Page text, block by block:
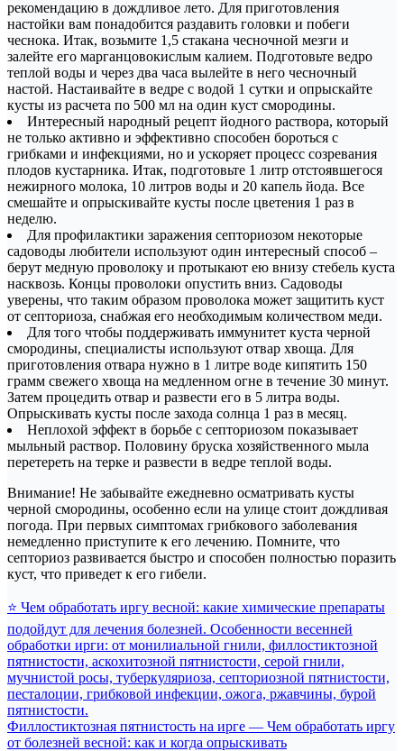
рекомендацию в дождливое лето. Для приготовления
настойки вам понадобится раздавить головки и побеги
чеснока. Итак, возьмите 1,5 стакана чесночной мезги и
залейте его марганцовокислым калием. Подготовьте ведро
теплой воды и через два часа вылейте в него чесночный
настой. Настаивайте в ведре с водой 1 сутки и опрыскайте
кусты из расчета по 500 мл на один куст смородины.
Интересный народный рецепт йодного раствора, который
не только активно и эффективно способен бороться с
грибками и инфекциями, но и ускоряет процесс созревания
плодов кустарника. Итак, подготовьте 1 литр отстоявшегося
нежирного молока, 10 литров воды и 20 капель йода. Все
смешайте и опрыскивайте кусты после цветения 1 раз в
неделю.
Для профилактики заражения септориозом некоторые
садоводы любители используют один интересный способ –
берут медную проволоку и протыкают ею внизу стебель куста
насквозь. Концы проволоки опустить вниз. Садоводы
уверены, что таким образом проволока может защитить куст
от септориоза, снабжая его необходимым количеством меди.
Для того чтобы поддерживать иммунитет куста черной
смородины, специалисты используют отвар хвоща. Для
приготовления отвара нужно в 1 литре воде кипятить 150
грамм свежего хвоща на медленном огне в течение 30 минут.
Затем процедить отвар и развести его в 5 литра воды.
Опрыскивать кусты после захода солнца 1 раз в месяц.
Неплохой эффект в борьбе с септориозом показывает
мыльный раствор. Половину бруска хозяйственного мыла
перетереть на терке и развести в ведре теплой воды.
Внимание! Не забывайте ежедневно осматривать кусты
черной смородины, особенно если на улице стоит дождливая
погода. При первых симптомах грибкового заболевания
немедленно приступите к его лечению. Помните, что
септориоз развивается быстро и способен полностью поразить
куст, что приведет к его гибели.
Навигация
по
записям
⭐ Чем обработать иргу весной: какие химические препараты
подойдут для лечения болезней. Особенности весенней
обработки ирги: от монилиальной гнили, филлостиктозной
пятнистости, аскохитозной пятнистости, серой гнили,
мучнистой росы, туберкуляриоза, септориозной пятнистости,
песталоции, грибковой инфекции, ожога, ржавчины, бурой
пятнистости.
Филлостиктозная пятнистость на ирге — Чем обработать иргу
от болезней весной: как и когда опрыскивать